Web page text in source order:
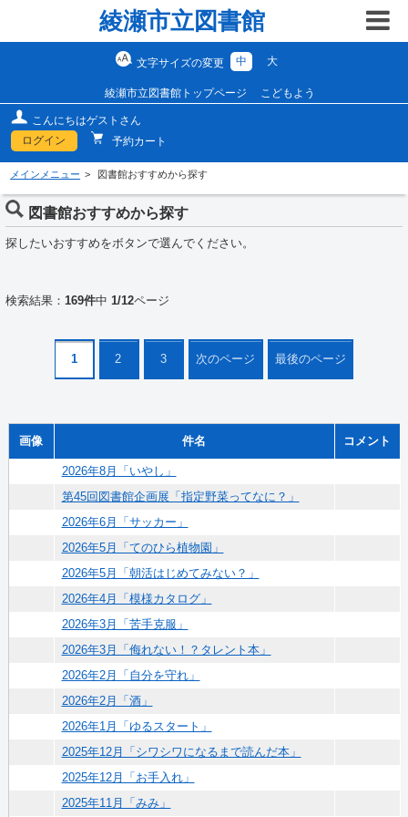
綾瀬市立図書館
文字サイズの変更 中 大
綾瀬市立図書館トップページ こどもよう
こんにちはゲストさん
ログイン
予約カート
メインメニュー 図書館おすすめから探す
図書館おすすめから探す
探したいおすすめをボタンで選んでください。
検索結果： 169件中 1/12ページ
1 2 3 次のページ 最後のページ
画像 件名 コメント
2026年8月「いやし」
第45回図書館企画展「指定野菜ってなに？」
2026年6月「サッカー」
2026年5月「てのひら植物園」
2026年5月「朝活はじめてみない？」
2026年4月「模様カタログ」
2026年3月「苦手克服」
2026年3月「侮れない！？タレント本」
2026年2月「自分を守れ」
2026年2月「酒」
2026年1月「ゆるスタート」
2025年12月「シワシワになるまで読んだ本」
2025年12月「お手入れ」
2025年11月「みみ」